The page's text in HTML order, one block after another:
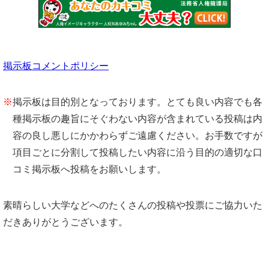
掲示板コメントポリシー
※掲示板は目的別となっております。とても良い内容でも各
種掲示板の趣旨にそぐわない内容が含まれている投稿は内
容の良し悪しにかかわらずご遠慮ください。お手数ですが
項目ごとに分割して投稿したい内容に沿う目的の適切な口
コミ掲示板へ投稿をお願いします。
素晴らしい大学などへのたくさんの投稿や投票にご協力いた
だきありがとうございます。